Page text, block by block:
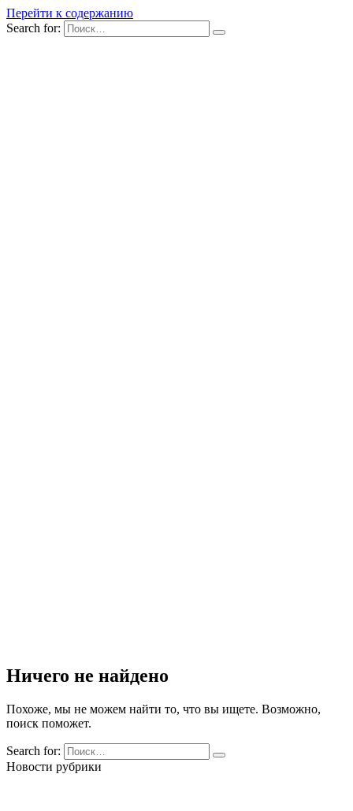
Перейти к содержанию
Search for:
Ничего не найдено
Похоже, мы не можем найти то, что вы ищете. Возможно,
поиск поможет.
Search for:
Новости рубрики